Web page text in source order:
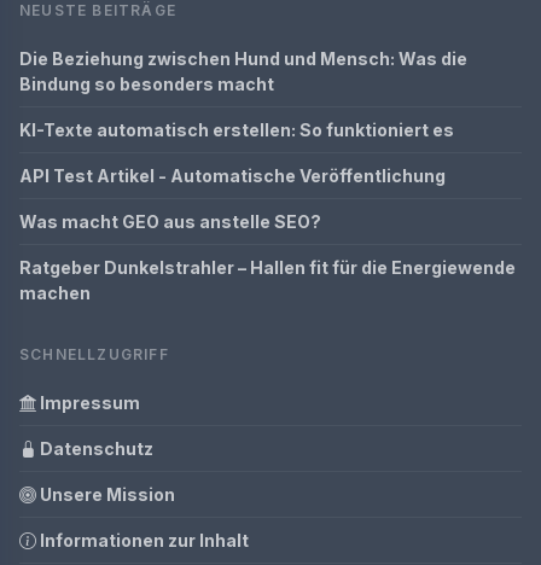
NEUSTE BEITRÄGE
Die Beziehung zwischen Hund und Mensch: Was die
Bindung so besonders macht
KI-Texte automatisch erstellen: So funktioniert es
API Test Artikel - Automatische Veröffentlichung
Was macht GEO aus anstelle SEO?
Ratgeber Dunkelstrahler – Hallen fit für die Energiewende
machen
SCHNELLZUGRIFF
Impressum
Datenschutz
Unsere Mission
Informationen zur Inhalt